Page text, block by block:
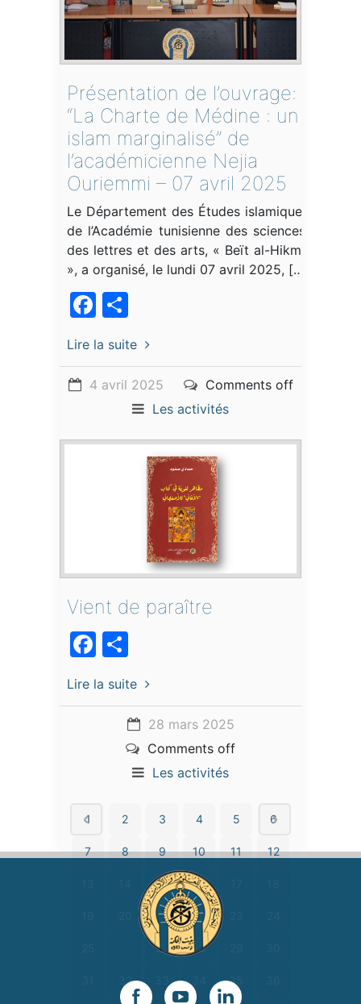
Présentation de l’ouvrage:
“La Charte de Médine : un
islam marginalisé” de
l’académicienne Nejia
Ouriemmi – 07 avril 2025
Le Département des Études islamiques
de l’Académie tunisienne des sciences,
des lettres et des arts, « Beït al-Hikma
», a organisé, le lundi 07 avril 2025, […]
Facebook
Lire la suite
4 avril 2025
Comments off
Les activités
Vient de paraître
Facebook
Lire la suite
28 mars 2025
Comments off
Les activités
1 2 3 4 5 6
7 8 9 10 11 12
15 16
21 22
27 28
32 35